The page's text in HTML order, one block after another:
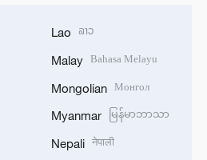
Lao ລາວ
Malay Bahasa Melayu
Mongolian Монгол
Myanmar မြန်မာဘာသာ
Nepali नेपाली